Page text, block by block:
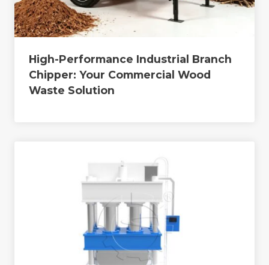
High-Performance Industrial Branch
Chipper: Your Commercial Wood
Waste Solution